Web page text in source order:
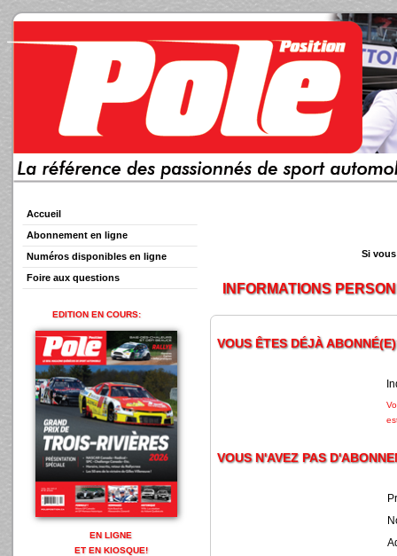
Accueil
Abonnement en ligne
Numéros disponibles en ligne
Foire aux questions
EDITION EN COURS:
EN LIGNE
ET EN KIOSQUE!
Si
INFORMATIONS
VOUS ÊTES DÉJÀ
VOUS N'AVEZ PAS